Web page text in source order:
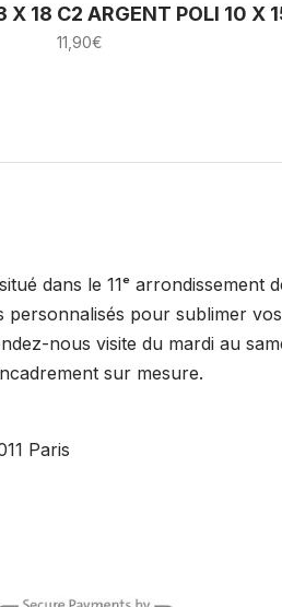
X 18 C2 ARGENT POLI 10 X
11,90€
dans le 11ᵉ arrondissement
personnalisés pour sublimer
nous visite du mardi au
sur mesure.
Paris